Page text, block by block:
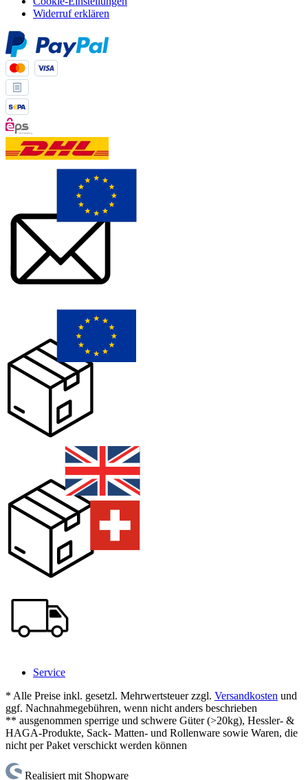
Widerruf erklären
Service
* Alle Preise inkl. gesetzl. Mehrwertsteuer zzgl. Versandkosten und
ggf. Nachnahmegebühren, wenn nicht anders beschrieben
** ausgenommen sperrige und schwere Güter (>20kg), Hessler- &
HAGA-Produkte, Sack- Matten- und Rollenware sowie Waren, die
nicht per Paket verschickt werden können
Realisiert mit Shopware